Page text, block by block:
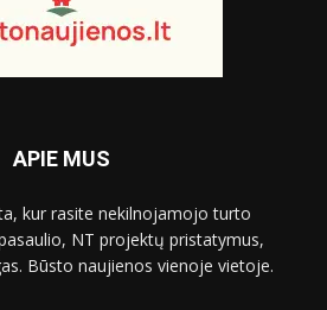
APIE MUS
kur rasite nekilnojamojo turto
NT projektų pristatymus,
Būsto naujienos vienoje vietoje.